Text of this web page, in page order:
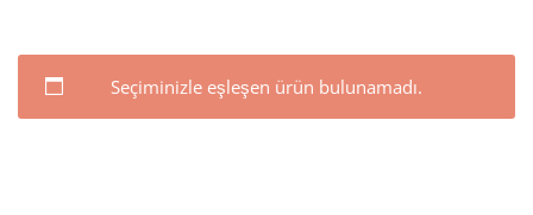
Seçiminizle eşleşen ürün bulunamadı.